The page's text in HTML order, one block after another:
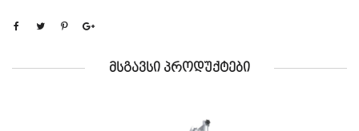
ᲛᲡᲒᲐᲕᲡᲘ ᲞᲠᲝᲓᲣᲥᲢᲔᲑᲘ